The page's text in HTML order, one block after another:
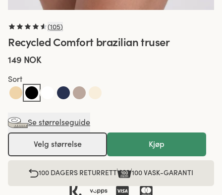
(105)
Recycled Comfort brazilian truser
149 NOK
Sort
Se størrelseguide
Velg størrelse Kjøp
100 DAGERS RETURRETT 100 VASK-GARANTI